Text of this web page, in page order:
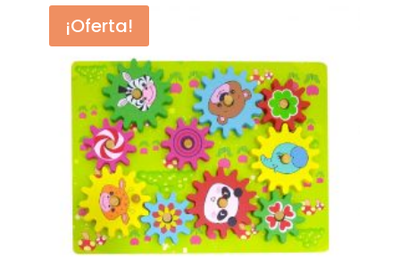
¡Oferta!